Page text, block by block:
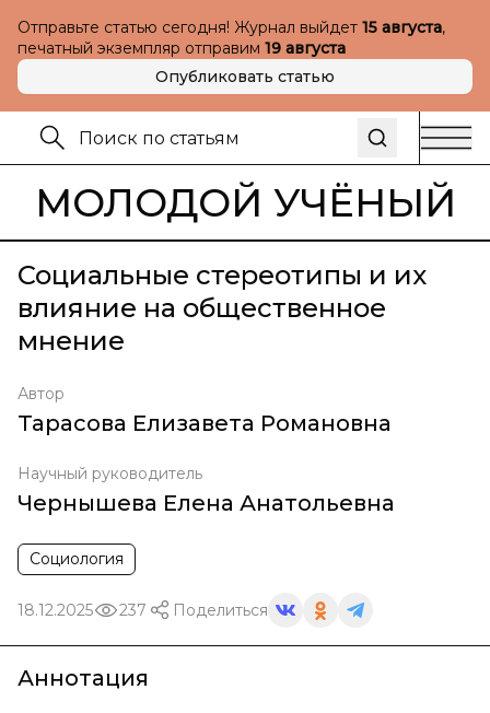
Отправьте статью сегодня! Журнал выйдет 15 августа,
печатный экземпляр отправим 19 августа
Опубликовать статью
МОЛОДОЙ УЧЁНЫЙ
Социальные стереотипы и их
влияние на общественное
мнение
Автор
Тарасова Елизавета Романовна
Научный руководитель
Чернышева Елена Анатольевна
Социология
18.12.2025 237 Поделиться
Аннотация